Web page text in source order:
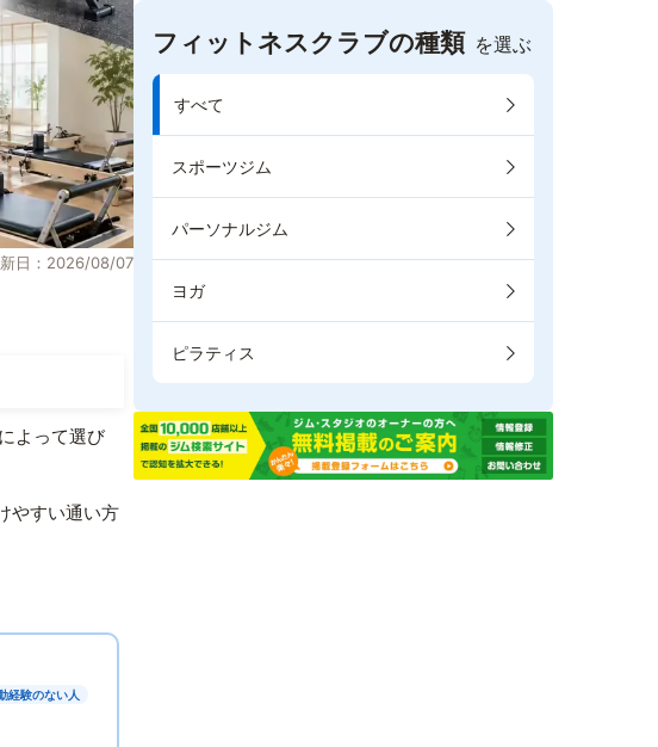
日：2026/08/07
よって選び
やすい通い方
経験のない人
フィットネスクラブの種類 を選ぶ
すべて
スポーツジム
パーソナルジム
ヨガ
ピラティス